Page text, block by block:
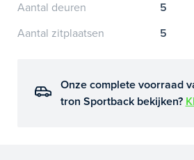
Aantal deuren
5
Aantal zitplaatsen
5
Onze complete voorraad
tron Sportback bekijken?